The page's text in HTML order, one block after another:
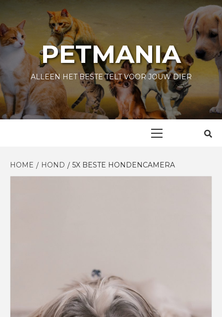
content
PETMANIA
ALLEEN HET BESTE TELT VOOR JOUW DIER
HOME HOND 5X BESTE HONDENCAMERA